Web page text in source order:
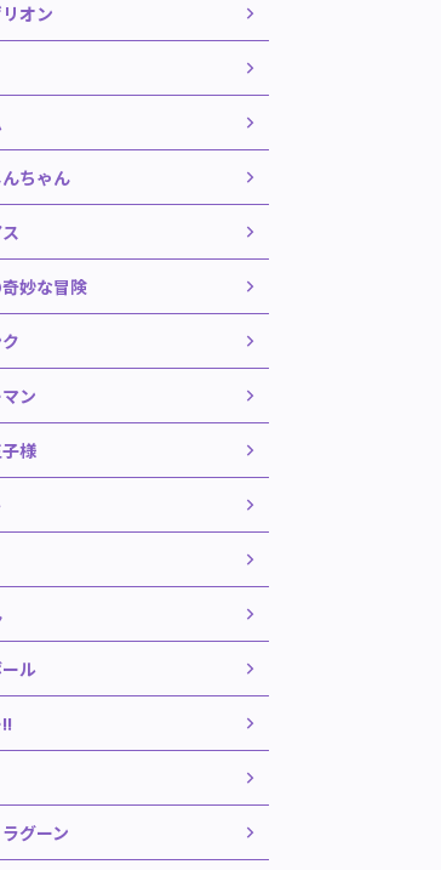
オン
ちゃん
妙な冒険
ン
様
ル
グーン